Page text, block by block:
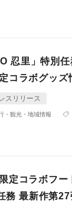
忍里」特別
コラボグッズ
スリリース
・観光・地域情報
定コラボフ
務 最新作第